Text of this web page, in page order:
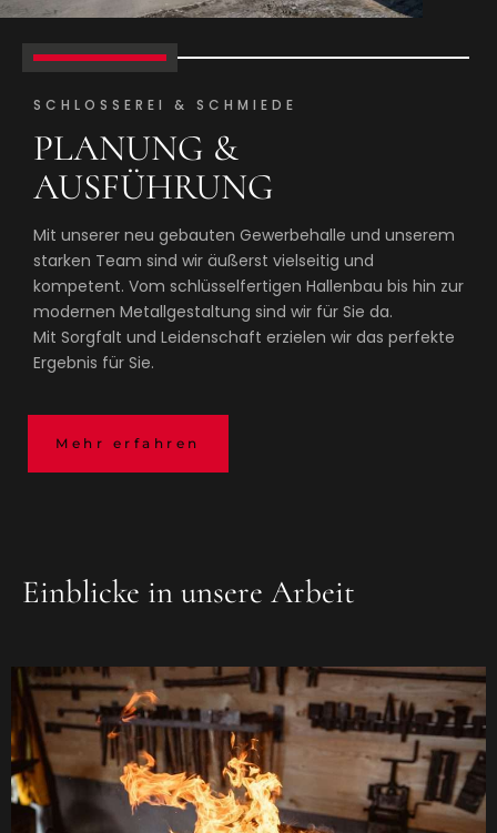
SCHLOSSEREI & SCHMIEDE
PLANUNG &
AUSFÜHRUNG
Mit unserer neu gebauten Gewerbehalle und unserem
starken Team sind wir äußerst vielseitig und
kompetent. Vom schlüsselfertigen Hallenbau bis hin zur
modernen Metallgestaltung sind wir für Sie da.
Mit Sorgfalt und Leidenschaft erzielen wir das perfekte
Ergebnis für Sie.
Mehr erfahren
Einblicke in unsere Arbeit